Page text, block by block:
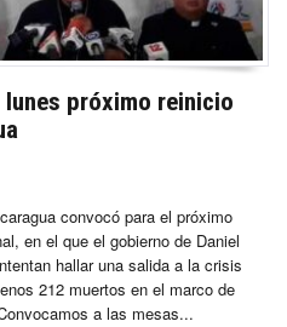
próximo reinicio
convocó para el próximo
en el que el gobierno de Daniel
hallar una salida a la crisis
212 muertos en el marco de
a las mesas...